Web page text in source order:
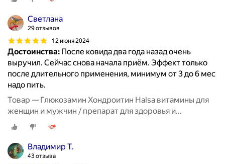
таблеток
Светлана
29 отзывов
12 июня 2024
Достоинства: После ковида два года назад очень
выручил. Сейчас снова начала приём. Эффект только
после длительного применения, минимум от 3 до 6 мес
надо пить.
Товар — Глюкозамин Хондроитин Halsa витамины для
женщин и мужчин / препарат для здоровья и
восстановления хрящевой ткани, суставов и связок, 90
таблеток
Владимир Т.
43 отзыва